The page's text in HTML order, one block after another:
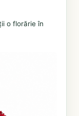
o florărie în